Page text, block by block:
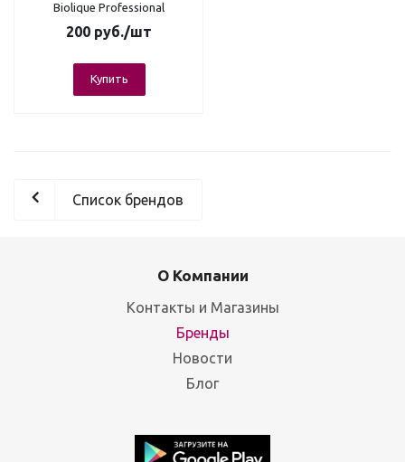
Biolique Professional
200 руб./шт
Купить
Список брендов
О Компании
Контакты и Магазины
Бренды
Новости
Блог